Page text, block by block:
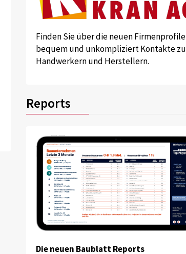
Finden Sie über die neuen Firmenprofile
bequem und unkompliziert Kontakte zu
Handwerkern und Herstellern.
Reports
Die neuen Baublatt Reports